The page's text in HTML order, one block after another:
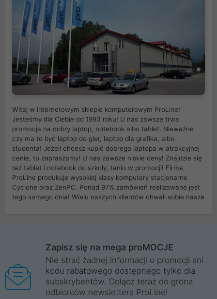
Witaj w internetowym sklepie komputerowym ProLine!
Jesteśmy dla Ciebie od 1993 roku! U nas zawsze trwa
promocja na dobry laptop, notebook albo tablet. Nieważne
czy ma to być laptop do gier, laptop dla grafika, albo
studenta! Jeżeli chcesz kupić dobrego laptopa w atrakcyjnej
cenie, to zapraszamy! U nas zawsze niskie ceny! Znajdzie się
też tablet i notebook do szkoły, tanio w promocji! Firma
ProLine produkuje wysokiej klasy komputery stacjonarne
Cyclone oraz ZenPC. Ponad 97% zamówień realizowane jest
tego samego dnia! Wielu naszych klientów chwali sobie nasze
Wrocław, Poznań, Legnica, Katowice, Gliwice, Kalisz, Bytom,
Trzebnica, Opole. Szybka i profesjonalna obsługa!
ProLine to polska firma ze 100% polskim kapitałem. Działamy
legalnie i płacimy podatki w naszym kraju! Posiadamy siedzibę
główną w Mirkowie oraz salony na terenie kraju. Cała
Zapisz się na mega proMOCJE
Nie strać żadnej informacji o promocji ani
kodu rabatowego dostępnego tylko dla
subskrybentów. Dołącz teraz do grona
odbiorców newslettera ProLine!